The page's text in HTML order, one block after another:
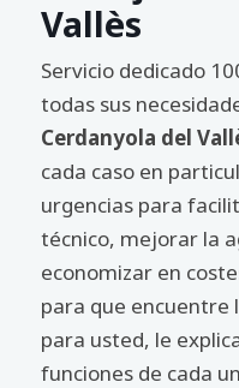
Vallès
Servicio dedicado
todas sus
Cerdanyola del
cada caso en
urgencias para
técnico, mejorar la
economizar en
para que encuentre
para usted, le
funciones de cada